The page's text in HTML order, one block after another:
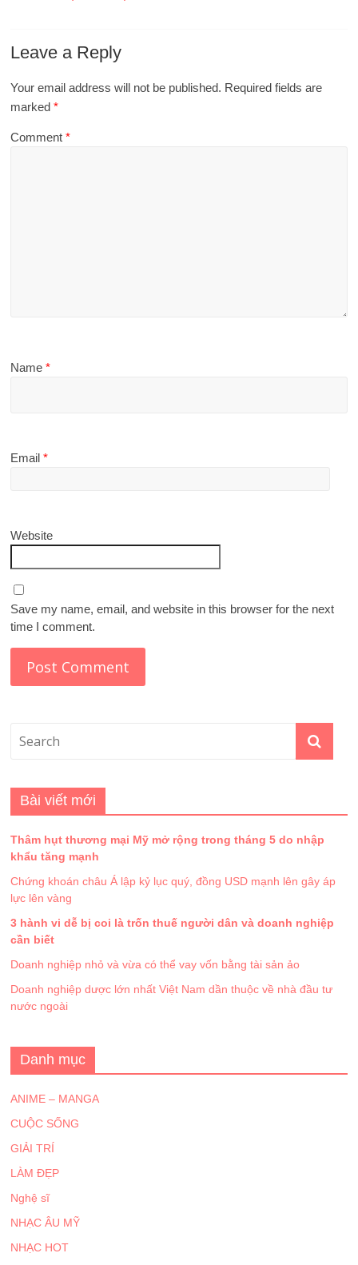
Leave a Reply
Your email address will not be published. Required fields are
marked*
Comment*
Name*
Email*
Website
Save my name, email, and website in this browser for the next
time I comment.
Bài viết mới
Thâm hụt thương mại Mỹ mở rộng trong tháng 5 do nhập
khẩu tăng mạnh
Chứng khoán châu Á lập kỷ lục quý, đồng USD mạnh lên gây áp
lực lên vàng
3 hành vi dễ bị coi là trốn thuế người dân và doanh nghiệp
cần biết
Doanh nghiệp nhỏ và vừa có thể vay vốn bằng tài sản ảo
Doanh nghiệp dược lớn nhất Việt Nam dần thuộc về nhà đầu tư
nước ngoài
Danh mục
ANIME – MANGA
CUỘC SỐNG
GIẢI TRÍ
LÀM ĐẸP
Nghệ sĩ
NHẠC ÂU MỸ
NHẠC HOT